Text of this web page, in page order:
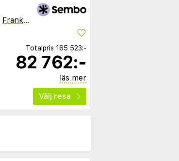
Frankrike
Totalpris 165 523:-
82 762:-
läs mer
Välj resa